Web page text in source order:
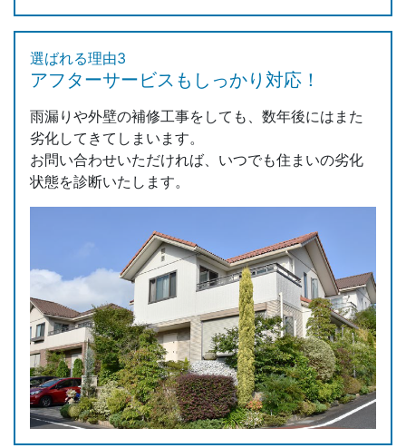
選ばれる理由3
アフターサービスもしっかり対応！
雨漏りや外壁の補修工事をしても、数年後にはまた
劣化してきてしまいます。
お問い合わせいただければ、いつでも住まいの劣化
状態を診断いたします。